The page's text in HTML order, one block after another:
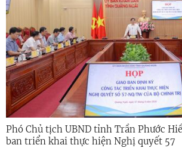
Phó Chủ tịch UBND tỉnh Trần Phước
ban triển khai thực hiện Nghị quyết 57